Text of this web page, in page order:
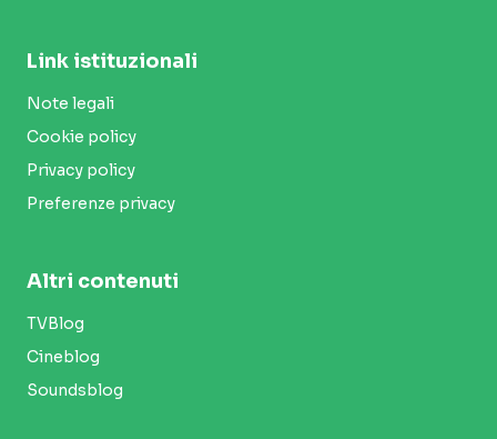
Link istituzionali
Note legali
Cookie policy
Privacy policy
Preferenze privacy
Altri contenuti
TVBlog
Cineblog
Soundsblog